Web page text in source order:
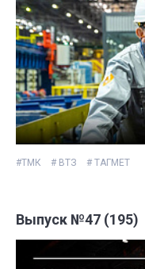
#ТМК # ВТЗ # ТАГМЕТ
Выпуск №47 (195)